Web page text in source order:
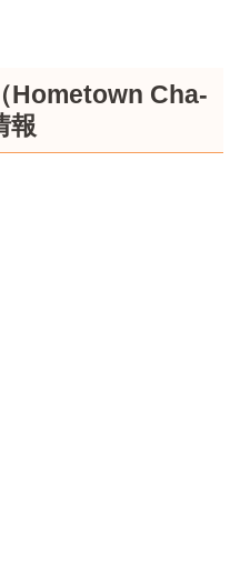
Hometown Cha-
報